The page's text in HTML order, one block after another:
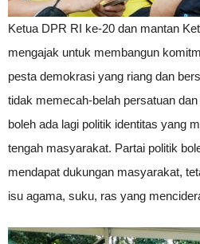
Ketua DPR RI ke-20 dan mantan
mengajak untuk membangun
pesta demokrasi yang riang dan
tidak memecah-belah persatuan
boleh ada lagi politik identitas yang
tengah masyarakat. Partai politik
mendapat dukungan masyarakat,
isu agama, suku, ras yang